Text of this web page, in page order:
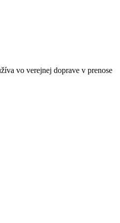
vo verejnej doprave v prenose